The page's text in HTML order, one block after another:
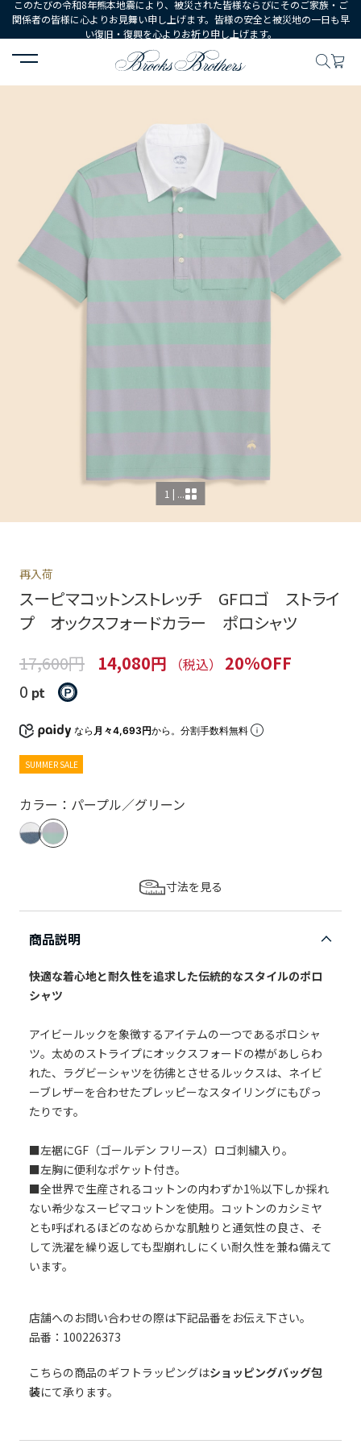
このたびの令和8年熊本地震により、被災された皆様ならびにそのご家族・ご
関係者の皆様に心よりお見舞い申し上げます。皆様の安全と被災地の一日も早
い復旧・復興を心よりお祈り申し上げます。
HOME ウェア トップス ポロシャツ・ラグビーシャツ
1 | ...
再入荷
スーピマコットンストレッチ GFロゴ ストライ
プ オックスフォードカラー ポロシャツ
17,600円
14,080円 （税込）
20%OFF
0 pt
なら 月々4,693円から。分割手数料無料
SUMMER SALE
カラー：パープル／グリーン
寸法を見る
商品説明
快適な着心地と耐久性を追求した伝統的なスタイルのポロ
シャツ
アイビールックを象徴するアイテムの一つであるポロシャ
ツ。太めのストライプにオックスフォードの襟があしらわ
れた、ラグビーシャツを彷彿とさせるルックスは、ネイビ
ーブレザーを合わせたプレッピーなスタイリングにもぴっ
たりです。
■左裾にGF（ゴールデン フリース）ロゴ刺繍入り。
■左胸に便利なポケット付き。
■全世界で生産されるコットンの内わずか1％以下しか採れ
ない希少なスーピマコットンを使用。コットンのカシミヤ
とも呼ばれるほどのなめらかな肌触りと通気性の良さ、そ
して洗濯を繰り返しても型崩れしにくい耐久性を兼ね備えて
います。
店舗へのお問い合わせの際は下記品番をお伝え下さい。
品番：100226373
こちらの商品のギフトラッピングはショッピングバッグ包
装にて承ります。